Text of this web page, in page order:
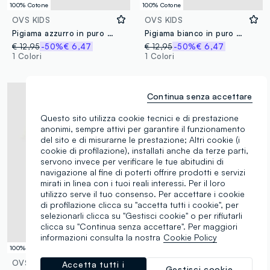
100% Cotone
OVS KIDS
Pigiama azzurro in puro cotone organico per bambini regular fit
€ 12,95-50%€ 6,47
1 Colori
100% Cotone
OVS KIDS
Pigiama bianco in puro cotone con pantaloncini blu da ragazzo
€ 12,95 -50%€ 6,47
1 Colori
100% Cotone
OVS KIDS
Questo sito utilizza cookie tecnici e di prestazione
anonimi, sempre attivi per garantire il funzionamento
del sito e di misurarne le prestazione; Altri cookie (i
cookie di profilazione), installati anche da terze parti,
servono invece per verificare le tue abitudini di
navigazione al fine di poterti offrire prodotti e servizi
mirati in linea con i tuoi reali interessi. Per il loro
utilizzo serve il tuo consenso. Per accettare i cookie
di profilazione clicca su "accetta tutti i cookie", per
selezionarli clicca su "Gestisci cookie" o per rifiutarli
clicca su "Continua senza accettare". Per maggiori
informazioni consulta la nostra Cookie Policy
Accetta tutti i
Continua senza accettare